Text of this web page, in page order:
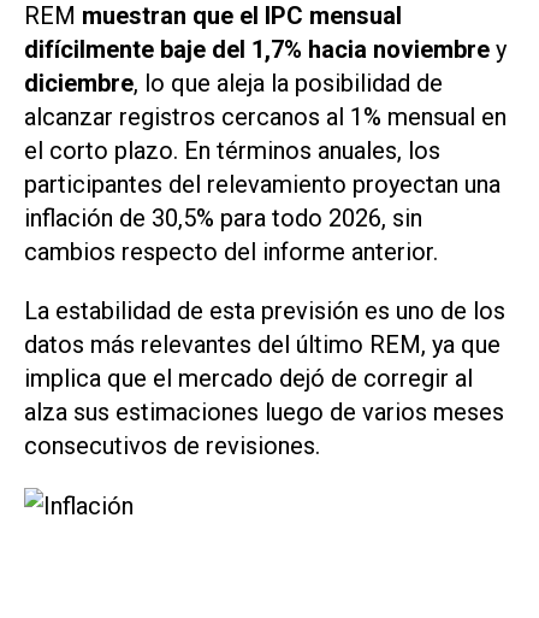
REM muestran que el IPC mensual
difícilmente baje del 1,7% hacia noviembre y
diciembre, lo que aleja la posibilidad de
alcanzar registros cercanos al 1% mensual en
el corto plazo. En términos anuales, los
participantes del relevamiento proyectan una
inflación de 30,5% para todo 2026, sin
cambios respecto del informe anterior.
La estabilidad de esta previsión es uno de los
datos más relevantes del último REM, ya que
implica que el mercado dejó de corregir al
alza sus estimaciones luego de varios meses
consecutivos de revisiones.